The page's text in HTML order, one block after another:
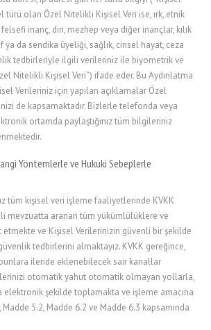
türü olan Özel Nitelikli Kişisel Veri ise, ırk, etnik
inanç, din, mezhep veya diğer inançlar, kılık
ya da sendika üyeliği, sağlık, cinsel hayat, ceza
tedbirleriyle ilgili verileriniz ile biyometrik ve
Nitelikli Kişisel Veri”) ifade eder. Bu Aydınlatma
Verileriniz için yapılan açıklamalar Özel
de kapsamaktadır. Bizlerle telefonda veya
ortamda paylaştığınız tüm bilgileriniz
Yöntemlerle ve Hukuki Sebeplerle
tüm kişisel veri işleme faaliyetlerinde KVKK
mevzuatta aranan tüm yükümlülüklere ve
ve Kişisel Verilerinizin güvenli bir şekilde
tedbirlerini almaktayız. KVKK gereğince,
bunlara ileride eklenebilecek sair kanallar
otomatik yahut otomatik olmayan yollarla,
elektronik şekilde toplamakta ve işleme amacına
5.2, Madde 6.2 ve Madde 6.3 kapsamında